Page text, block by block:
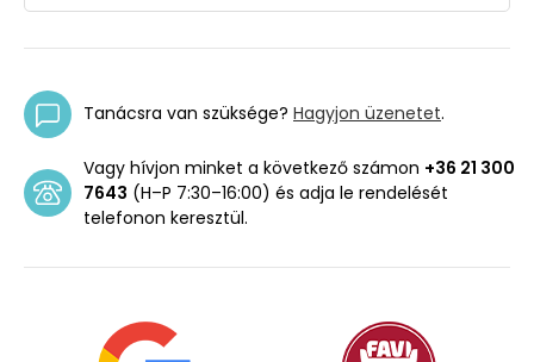
Tanácsra van szüksége? Hagyjon üzenetet.
Vagy hívjon minket a következő számon +36 21 300
7643 (H–P 7:30–16:00) és adja le rendelését
telefonon keresztül.